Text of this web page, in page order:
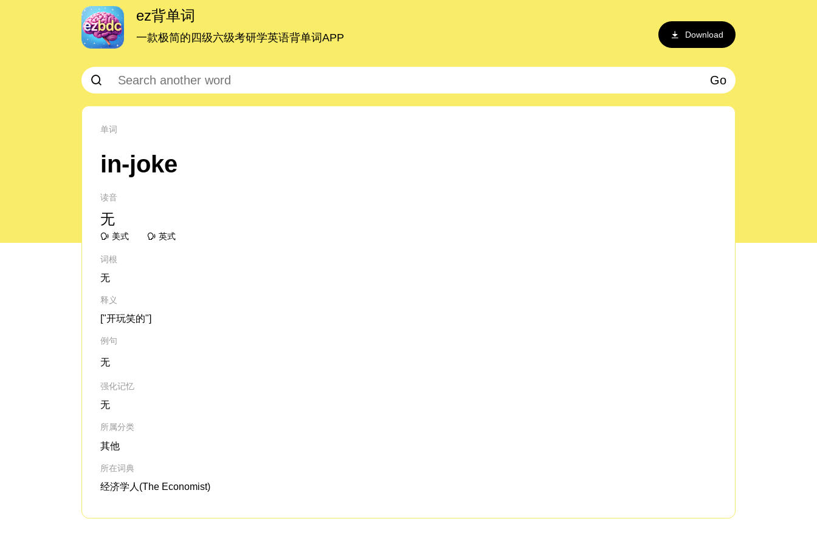
ez背单词
一款极简的四级六级考研学英语背单词APP Download
Go
单词
in-joke
读音
无
美式 英式
词根
无
释义
["开玩笑的"]
例句
无
强化记忆
无
所属分类
其他
所在词典
经济学人(The Economist)